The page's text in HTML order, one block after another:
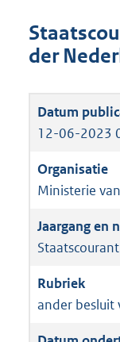
der
12-06-2023
Ministerie
ander besluit